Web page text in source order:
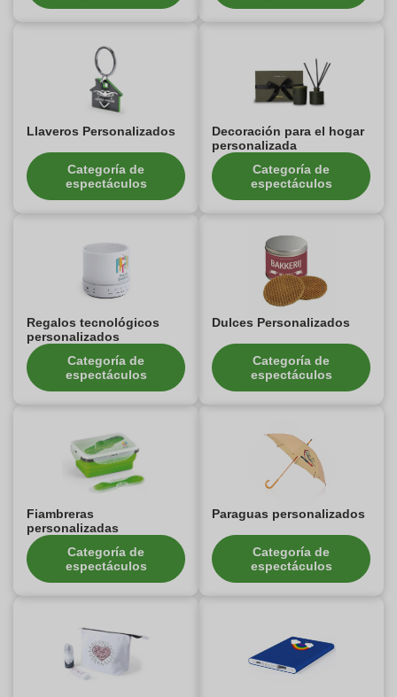
Llaveros Personalizados
Categoría de
espectáculos
Decoración para el hogar
personalizada
Categoría de
espectáculos
Regalos tecnológicos
personalizados
Categoría de
espectáculos
Dulces Personalizados
Categoría de
espectáculos
Fiambreras
personalizadas
Categoría de
espectáculos
Paraguas personalizados
Categoría de
espectáculos